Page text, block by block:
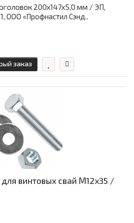
200x147x5,0 мм / ЭП,
ООО «Профнастил Сэнд..
заказ
винтовых свай М12х35 /